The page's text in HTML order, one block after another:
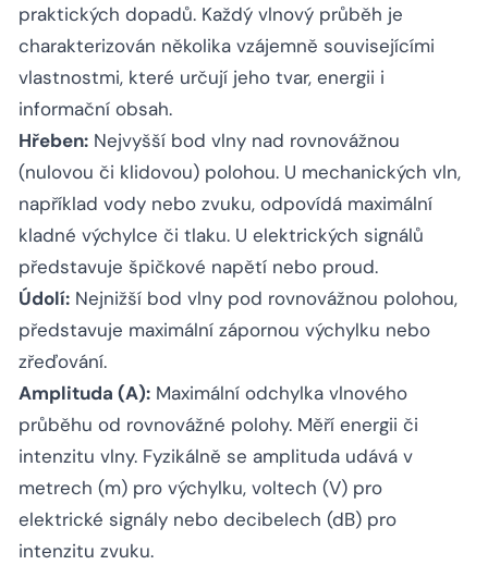
praktických dopadů. Každý vlnový průběh je
charakterizován několika vzájemně souvisejícími
vlastnostmi, které určují jeho tvar, energii i
informační obsah.
Hřeben: Nejvyšší bod vlny nad rovnovážnou
(nulovou či klidovou) polohou. U mechanických vln,
například vody nebo zvuku, odpovídá maximální
kladné výchylce či tlaku. U elektrických signálů
představuje špičkové napětí nebo proud.
Údolí: Nejnižší bod vlny pod rovnovážnou polohou,
představuje maximální zápornou výchylku nebo
zřeďování.
Amplituda (A): Maximální odchylka vlnového
průběhu od rovnovážné polohy. Měří energii či
intenzitu vlny. Fyzikálně se amplituda udává v
metrech (m) pro výchylku, voltech (V) pro
elektrické signály nebo decibelech (dB) pro
intenzitu zvuku.